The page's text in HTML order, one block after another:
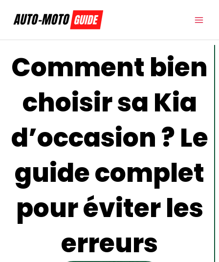
Comment bien
choisir sa Kia
d’occasion ? Le
guide complet
pour éviter les
erreurs